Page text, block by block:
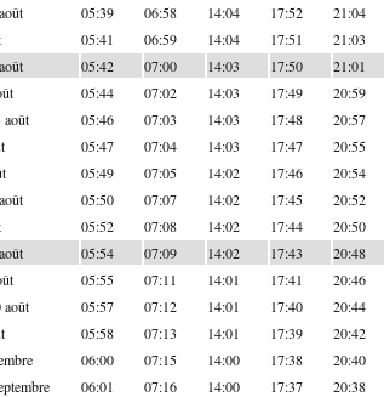
05:39 06:58 14:04 17:52 21:04
05:41 06:59 14:04 17:51 21:03
05:42 07:00 14:03 17:50 21:01
05:44 07:02 14:03 17:49 20:59
août 05:46 07:03 14:03 17:48 20:57
05:47 07:04 14:03 17:47 20:55
05:49 07:05 14:02 17:46 20:54
05:50 07:07 14:02 17:45 20:52
05:52 07:08 14:02 17:44 20:50
05:54 07:09 14:02 17:43 20:48
05:55 07:11 14:01 17:41 20:46
août 05:57 07:12 14:01 17:40 20:44
05:58 07:13 14:01 17:39 20:42
06:00 07:15 14:00 17:38 20:40
06:01 07:16 14:00 17:37 20:38